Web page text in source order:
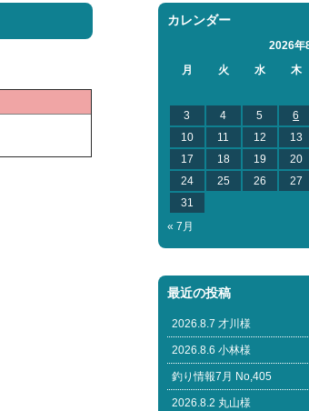
カレンダー
2026年
月
火 水 木
3
4 5 6
10
11 12 13
17
18 19 20
24
25 26 27
31
« 7月
最近の投稿
2026.8.7 才川様
2026.8.6 小林様
釣り情報7月 No,405
2026.8.2 丸山様